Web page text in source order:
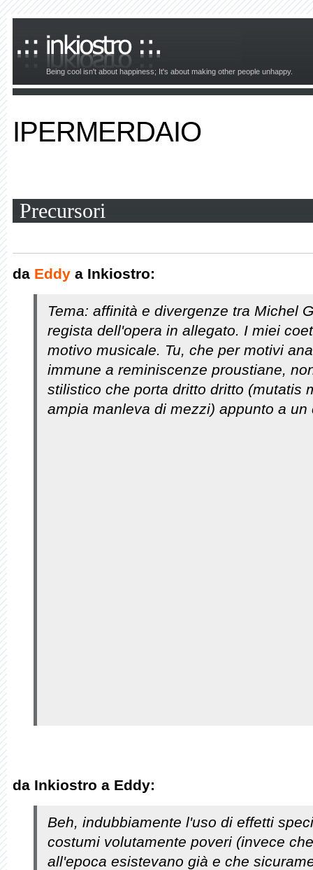
Being cool isn't about happiness; It's about making other people unhappy.
IPERMERDAIO
Precursori
da Eddy a Inkiostro:
Tema: affinità e divergenze tra Michel
regista dell'opera in allegato. I miei
motivo musicale. Tu, che per motivi
immune a reminiscenze proustiane,
stilistico che porta dritto dritto (mutatis
ampia manleva di mezzi) appunto a un
da Inkiostro a Eddy:
Beh, indubbiamente l'uso di effetti
costumi volutamente poveri (invece
all'epoca esistevano già e che